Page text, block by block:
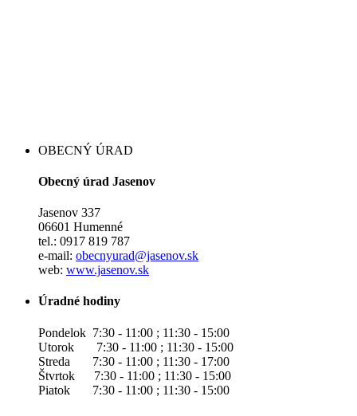
OBECNÝ ÚRAD
Obecný úrad Jasenov
Jasenov 337
06601 Humenné
tel.: 0917 819 787
e-mail: obecnyurad@jasenov.sk
web: www.jasenov.sk
Úradné hodiny
Pondelok 7:30 - 11:00 ; 11:30 - 15:00
Utorok 7:30 - 11:00 ; 11:30 - 15:00
Streda 7:30 - 11:00 ; 11:30 - 17:00
Štvrtok 7:30 - 11:00 ; 11:30 - 15:00
Piatok 7:30 - 11:00 ; 11:30 - 15:00